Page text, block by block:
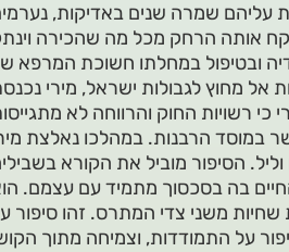
עליהם שמרה שנים באדיקות,
אותה הרחק מכל מה שהכירה
ובטיפול במחלתו חשוכת המרפא
מחוץ לגבולות ישראל, מירי
רשויות החוק והרווחה לא
הרבנות. במהלכו נאלצת
הסיפור מוביל את הקורא
בה בסכסוך מתמיד עם עצמם.
משני צדי המתרס. זהו סיפור